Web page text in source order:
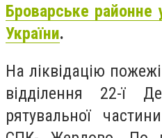
Броварське
України.
На ліквідацію
відділення 22-ї
рятувальної